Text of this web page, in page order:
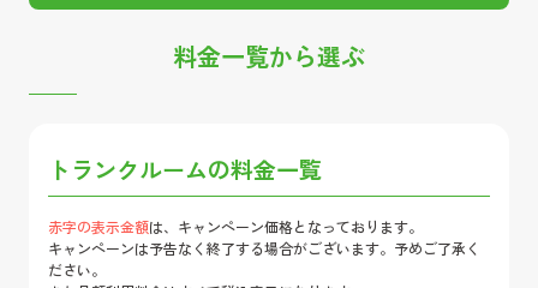
料金一覧から選ぶ
トランクルームの料金一覧
赤字の表示金額は、キャンペーン価格となっております。
キャンペーンは予告なく終了する場合がございます。予めご了承く
ださい。